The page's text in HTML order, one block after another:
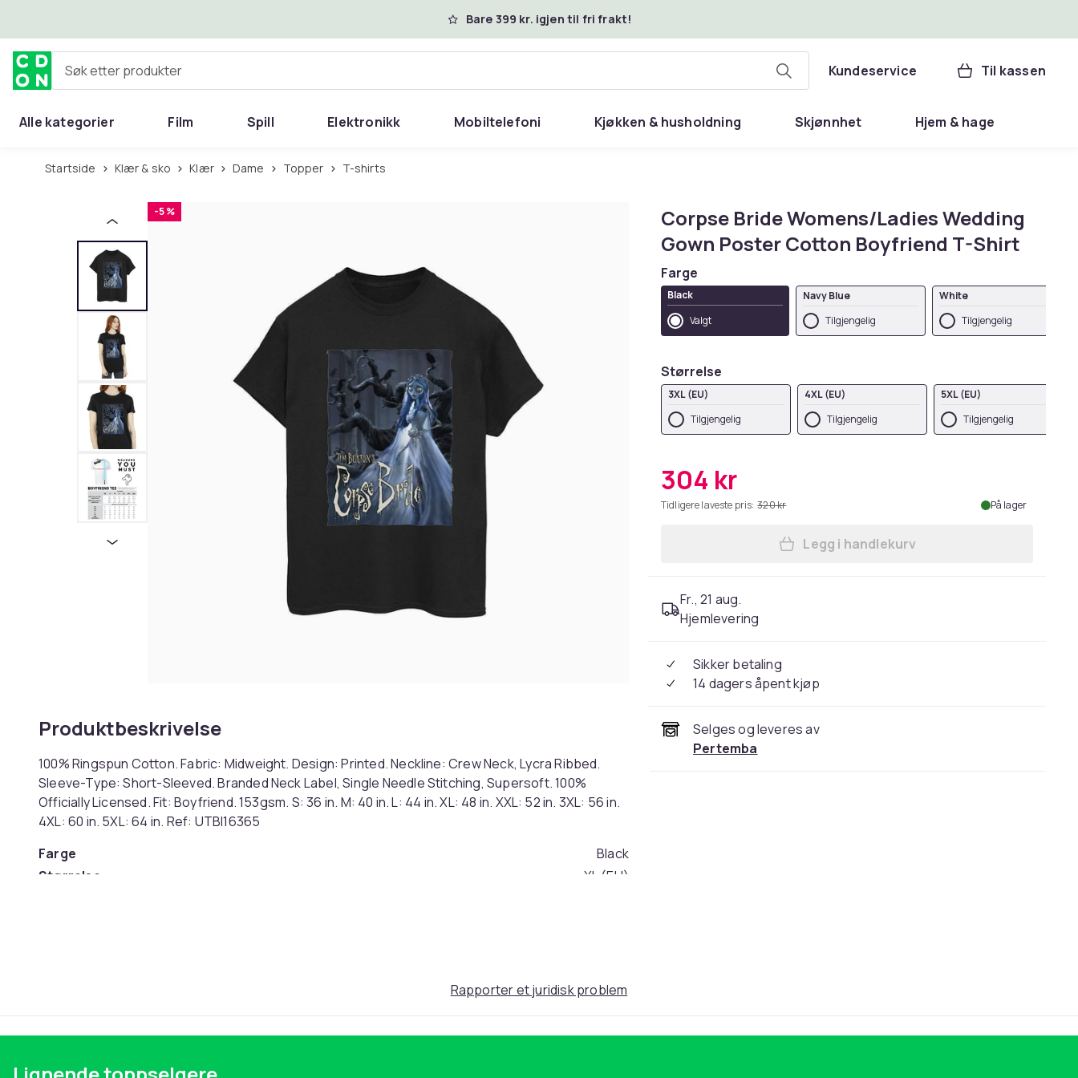
Bare 399 kr. igjen til fri frakt!
Søk etter produkter Kundeservice Til kassen
Alle kategorier Film Spill Elektronikk Mobiltelefoni Kjøkken & husholdning Skjønnhet Hjem & hage
Startside Klær & sko Klær Dame Topper T-shirts
-5 %
Produktbeskrivelse
100% Ringspun Cotton. Fabric: Midweight. Design: Printed. Neckline: Crew Neck, Lycra Ribbed.
Sleeve-Type: Short-Sleeved. Branded Neck Label, Single Needle Stitching, Supersoft. 100%
Officially Licensed. Fit: Boyfriend. 153gsm. S: 36 in. M: 40 in. L: 44 in. XL: 48 in. XXL: 52 in. 3XL: 56 in.
4XL: 60 in. 5XL: 64 in. Ref: UTBI16365
Farge
Black
Størrelse
XL (EU)
Corpse Bride Womens/Ladies Wedding
Gown Poster Cotton Boyfriend T-Shirt
Farge
Black
Valgt
Navy Blue
Tilgjengelig
White
Tilgjengelig
Størrelse
3XL (EU)
Tilgjengelig
4XL (EU)
Tilgjengelig
5XL (EU)
Tilgjengelig
304 kr
Tidligere laveste pris: 320 kr På lager
Legg Corpse Bride Womens/
Legg i handlekurv
Fr., 21 aug.
Hjemlevering
Sikker betaling
14 dagers åpent kjøp
Selges og leveres av
Pertemba
Rapporter et juridisk problem